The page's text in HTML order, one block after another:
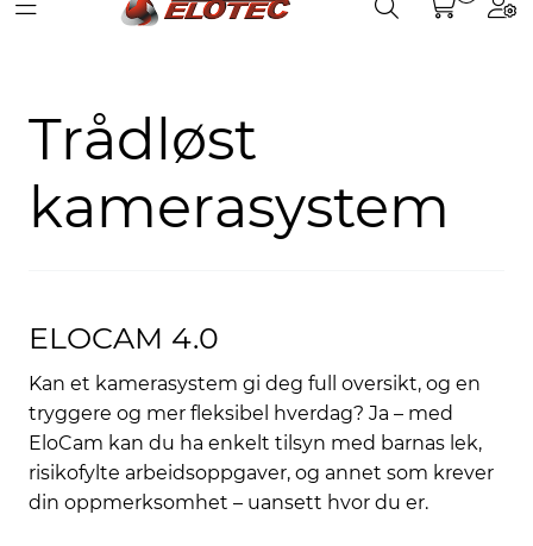
Skip to main content Partnerweb
Toggle navigation Toggle search
Trådløst
kamerasystem
ELOCAM 4.0
Kan et kamerasystem gi deg full oversikt, og en
tryggere og mer fleksibel hverdag? Ja – med
EloCam kan du ha enkelt tilsyn med barnas lek,
risikofylte arbeidsoppgaver, og annet som krever
din oppmerksomhet – uansett hvor du er.
Løsninger
Hjelpesenter
Nettbutikk